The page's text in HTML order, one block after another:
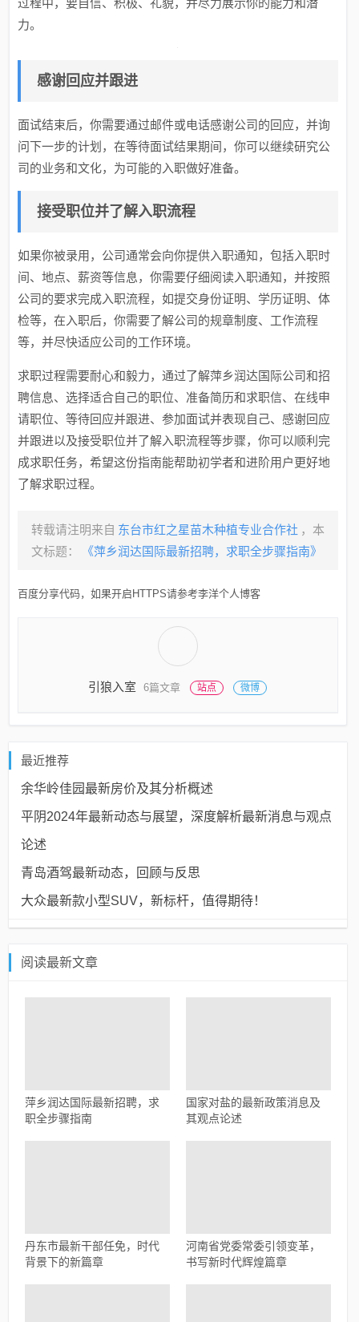
过程中，要自信、积极、礼貌，并尽力展示你的能力和潜
力。
感谢回应并跟进
面试结束后，你需要通过邮件或电话感谢公司的回应，并询
问下一步的计划，在等待面试结果期间，你可以继续研究公
司的业务和文化，为可能的入职做好准备。
接受职位并了解入职流程
如果你被录用，公司通常会向你提供入职通知，包括入职时
间、地点、薪资等信息，你需要仔细阅读入职通知，并按照
公司的要求完成入职流程，如提交身份证明、学历证明、体
检等，在入职后，你需要了解公司的规章制度、工作流程
等，并尽快适应公司的工作环境。
求职过程需要耐心和毅力，通过了解萍乡润达国际公司和招
聘信息、选择适合自己的职位、准备简历和求职信、在线申
请职位、等待回应并跟进、参加面试并表现自己、感谢回应
并跟进以及接受职位并了解入职流程等步骤，你可以顺利完
成求职任务，希望这份指南能帮助初学者和进阶用户更好地
了解求职过程。
转载请注明来自 东台市红之星苗木种植专业合作社 ，本
文标题：
《萍乡润达国际最新招聘，求职全步骤指南》
百度分享代码，如果开启HTTPS请参考李洋个人博客
引狼入室 6篇文章 站点 微博
最近推荐
余华岭佳园最新房价及其分析概述
平阴2024年最新动态与展望，深度解析最新消息与观点
论述
青岛酒驾最新动态，回顾与反思
大众最新款小型SUV，新标杆，值得期待！
阅读最新文章
萍乡润达国际最新招聘，求
职全步骤指南
国家对盐的最新政策消息及
其观点论述
丹东市最新干部任免，时代
背景下的新篇章
河南省党委常委引领变革，
书写新时代辉煌篇章